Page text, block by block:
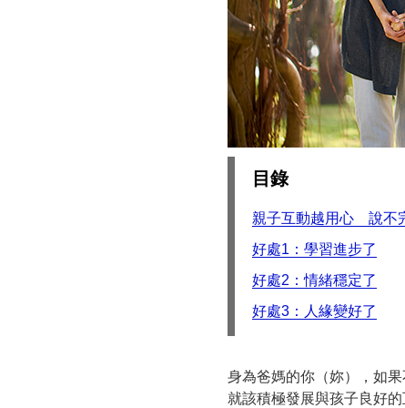
目錄
親子互動越用心 說不
好處1：學習進步了
好處2：情緒穩定了
好處3：人緣變好了
身為爸媽的你（妳），如
就該積極發展與孩子良好